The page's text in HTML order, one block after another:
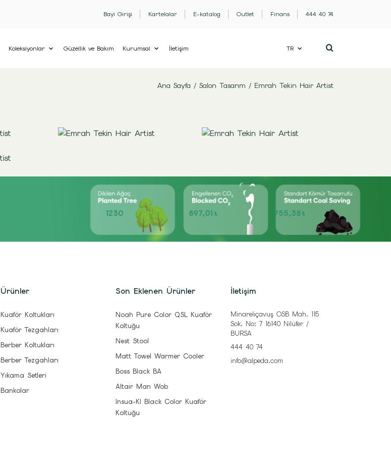
Bayi Girişi Kartelalar E-katalog Outlet Finans 444 40 74
Koleksiyonlar Güzellik ve Bakım Kurumsal İletişim TR
Ana Sayfa / Salon Tasarım / Emrah Tekin Hair Artist
1230 897,01 t 755,38t
Ürünler
Kuaför Koltukları
Kuaför Tezgahları
Berber Koltukları
Berber Tezgahları
Yıkama Setleri
Bankolar
Son Eklenen Ürünler
Noah Pure Color QSL Kuaför
Koltuğu
Nest Stool
Matt Towel Warmer Cooler
Boss Black BA
Altair Man Wob
Insua-Kl Black Color Kuaför
Koltuğu
İletişim
Minareliçavuş OSB Mah. 115
Sok. No: 7 16140 Nilüfer /
BURSA
444 40 74
info@alpeda.com